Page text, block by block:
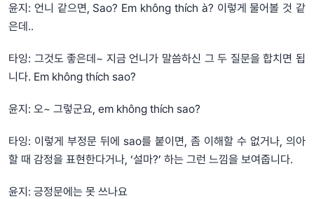
윤지: 언니 같으면, Sao? Em không thích à? 이렇게 물어볼 것 같
은데..
타잉: 그것도 좋은데~ 지금 언니가 말씀하신 그 두 질문을 합치면 됩
니다. Em không thích sao?
윤지: 오~ 그렇군요, em không thích sao?
타잉: 이렇게 부정문 뒤에 sao를 붙이면, 좀 이해할 수 없거나, 의아
할 때 감정을 표현한다거나, ‘설마?’ 하는 그런 느낌을 보여줍니다.
윤지: 긍정문에는 못 쓰나요